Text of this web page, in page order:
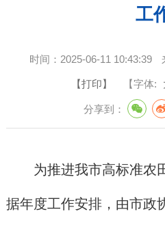
工
时间： 2025-06-11 10:43:39
【打印】 【字体:
分享到：
为推进我市高标准农
据年度工作安排，由市政